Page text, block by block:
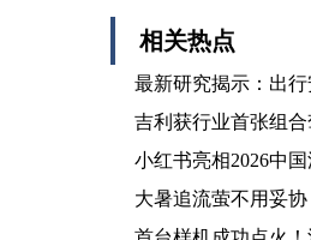
相关热点
最新研究揭示：出
吉利获行业首张组
小红书亮相2026中
大暑追流萤不用妥